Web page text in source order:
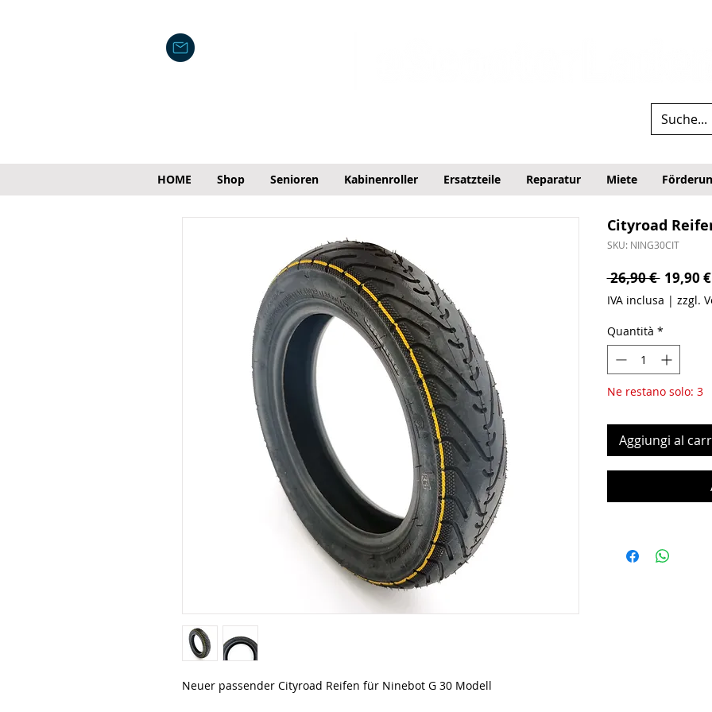
HOME Shop Senioren Kabinenroller Ersatzteile Reparatur Miete
Neuer passender Cityroad Reifen für Ninebot G 30 Modell
Cityroad
SKU: NING30CIT
26,90 € Prezzo
19,90 €
IVA inclusa | zzgl.
Quantità *
Ne restano solo: 3
Aggiungi al